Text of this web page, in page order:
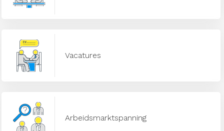
Vacatures
Arbeidsmarktspanning